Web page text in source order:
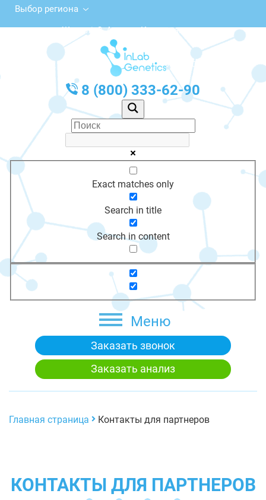
Выбор региона
пр. Жиделі, 2, Атырау, Казахстан
с 10:00 до 20:00
График работы: Пн-Пт с 10:00 до 20:00
8 (800) 333-62-90
Exact matches only
Search in title
Search in content
Меню
Заказать звонок
Заказать анализ
Главная страница Контакты для партнеров
КОНТАКТЫ ДЛЯ ПАРТНЕРОВ